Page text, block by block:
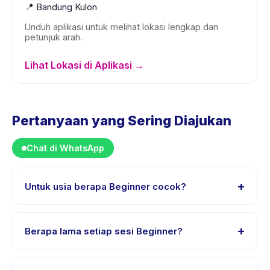
📍 Bandung Kulon
Unduh aplikasi untuk melihat lokasi lengkap dan
petunjuk arah.
Lihat Lokasi di Aplikasi →
Pertanyaan yang Sering Diajukan
Chat di WhatsApp
Untuk usia berapa Beginner cocok? +
Instruktur menyesuaikan program untuk berbagai
tingkat kemampuan dalam rentang usia ini sehingga
Berapa lama setiap sesi Beginner? +